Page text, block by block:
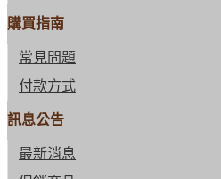
購買指南
常見問題
付款方式
訊息公告
最新消息